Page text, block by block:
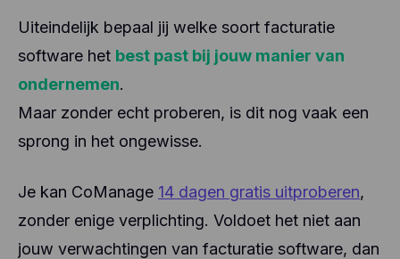
Uiteindelijk bepaal jij welke soort facturatie
software het best past bij jouw manier van
ondernemen.
Maar zonder echt proberen, is dit nog vaak een
sprong in het ongewisse.
Je kan CoManage 14 dagen gratis uitproberen,
zonder enige verplichting. Voldoet het niet aan
jouw verwachtingen van facturatie software, dan